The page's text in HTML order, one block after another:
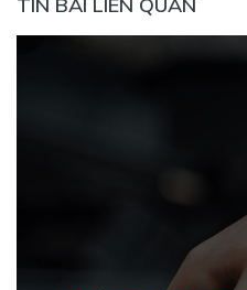
TIN BÀI LIÊN QUAN